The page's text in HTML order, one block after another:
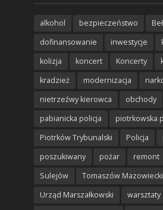
alkohol bezpieczeństwo
dofinansowanie
inwestycje
kolizja
koncert Koncerty
kradzież
modernizacja
nietrzeźwy kierowca
obchody
pabianicka policja
piotrkowska
Piotrków Trybunalski
Policja
poszukiwany
pożar remont
Sulejów
Tomaszów Mazowiecki
Urząd Marszałkowski
warsztaty